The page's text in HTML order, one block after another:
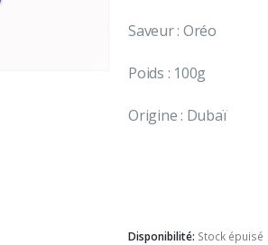
Saveur : Oréo
Poids : 100g
Origine : Dubaï
Disponibilité: Stock épuisé